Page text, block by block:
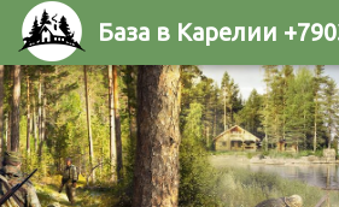
База в Карелии